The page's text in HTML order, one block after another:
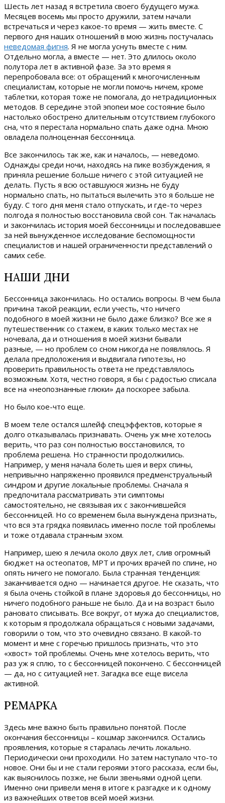
Шесть лет назад я встретила своего будущего мужа.
Месяцев восемь мы просто дружили, затем начали
встречаться и через какое-то время — жить вместе. С
первого дня наших отношений в мою жизнь постучалась
неведомая фигня. Я не могла уснуть вместе с ним.
Отдельно могла, а вместе — нет. Это длилось около
полутора лет в активной фазе. За это время я
перепробовала все: от обращений к многочисленным
специалистам, которые не могли помочь ничем, кроме
таблетки, которая тоже не помогала, до нетрадиционных
методов. В середине этой эпопеи мое состояние было
настолько обострено длительным отсутствием глубокого
сна, что я перестала нормально спать даже одна. Мною
овладела полноценная бессонница.
Все закончилось так же, как и началось, — неведомо.
Однажды среди ночи, находясь на пике возбуждения, я
приняла решение больше ничего с этой ситуацией не
делать. Пусть я всю оставшуюся жизнь не буду
нормально спать, но пытаться вылечить это я больше не
буду. С того дня меня стало отпускать, и где-то через
полгода я полностью восстановила свой сон. Так началась
и закончилась история моей бессонницы и последовавшее
за ней вынужденное исследование беспомощности
специалистов и нашей ограниченности представлений о
самих себе.
НАШИ ДНИ
Бессонница закончилась. Но остались вопросы. В чем была
причина такой реакции, если учесть, что ничего
подобного в моей жизни не было даже близко? Все же я
путешественник со стажем, в каких только местах не
ночевала, да и отношения в моей жизни бывали
разные, — но проблем со сном никогда не появлялось. Я
делала предположения и выдвигала гипотезы, но
проверить правильность ответа не представлялось
возможным. Хотя, честно говоря, я бы с радостью списала
все на «неопознанные глюки» да поскорее забыла.
Но было кое-что еще.
В моем теле остался шлейф спецэффектов, которые я
долго отказывалась признавать. Очень уж мне хотелось
верить, что раз сон полностью восстановился, то
проблема решена. Но странности продолжились.
Например, у меня начала болеть шея и верх спины,
непривычно напряженно проявился предменструальный
синдром и другие локальные проблемы. Сначала я
предпочитала рассматривать эти симптомы
самостоятельно, не связывая их с закончившейся
бессонницей. Но со временем была вынуждена признать,
что вся эта грядка появилась именно после той проблемы
и тоже отдавала странным эхом.
Например, шею я лечила около двух лет, слив огромный
бюджет на остеопатов, МРТ и прочих врачей по спине, но
опять ничего не помогало. Была странная тенденция:
заканчивается одно — начинается другое. Не сказать, что
я была очень стойкой в плане здоровья до бессонницы, но
ничего подобного раньше не было. Да и на возраст было
рановато списывать. Все вокруг, от мужа до специалистов,
к которым я продолжала обращаться с новыми задачами,
говорили о том, что это очевидно связано. В какой-то
момент и мне с горечью пришлось признать, что это
«хвост» той проблемы. Очень мне хотелось верить, что
раз уж я сплю, то с бессонницей покончено. С бессонницей
— да, но с ситуацией нет. Загадка все еще висела
активной.
РЕМАРКА
Здесь мне важно быть правильно понятой. После
окончания бессонницы – кошмар закончился. Остались
проявления, которые я старалась лечить локально.
Периодически они проходили. Но затем наступало что-то
новое. Они бы и не стали героями этого рассказа, если бы,
как выяснилось позже, не были звеньями одной цепи.
Именно они привели меня в итоге к разгадке и к одному
из важнейших ответов всей моей жизни.